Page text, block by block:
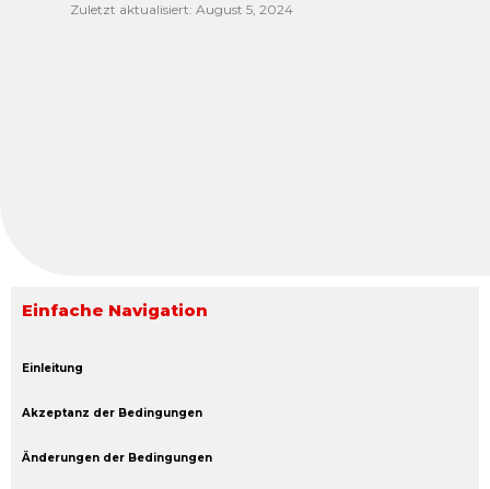
Zuletzt aktualisiert: August 5, 2024
Einfache Navigation
Einleitung
Akzeptanz der Bedingungen
Änderungen der Bedingungen